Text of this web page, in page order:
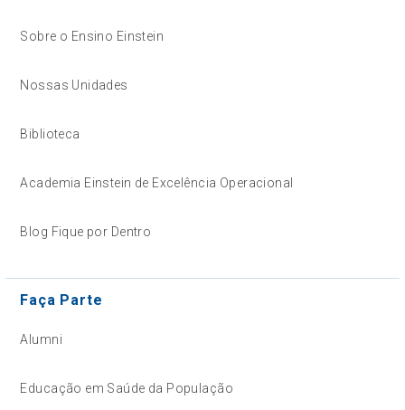
Sobre o Ensino Einstein
Nossas Unidades
Biblioteca
Academia Einstein de Excelência Operacional
Blog Fique por Dentro
Faça Parte
Alumni
Educação em Saúde da População